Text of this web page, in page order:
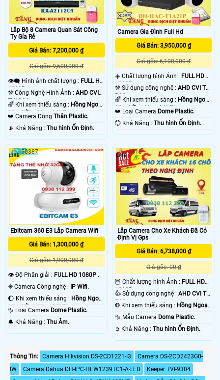
Lắp Bộ 8 Camera Quan Sát Công
Ty Gía Rẻ
Giá Bán: 7,200,000 ₫
Giá gốc: 9,500,000 ₫
👁️‍🗨 Hình ảnh chất lượng : FULL HD
1080P .
⚒ Công Nghệ Hình Ảnh : AHD CVI
TVI BCS.
🌈 Khi xem thiếu sáng : Hồng Ngoại
20m Hồng Ngoại SMD.
👑 Camera Dòng Thân Plastic.
️📡 Khả Năng : Thu hình Ổn Định.
Camera Gia Đình Full Hd
Giá Bán: 3,950,000 ₫
Giá gốc: 6,100,000 ₫
☀️ Chất lượng hình Ảnh : FULL HD
1080P .
⚒ Sử dụng công nghệ :AHD CVI TVI
BCS.
🌈 Khi xem thiếu sáng : Hồng Ngoại
20m Hồng Ngoại SMD.
👑 Loại Camera Dome Plastic.
️💮 Khả Năng :Thu hình Ổn Định.
Ebitcam 360 E3 Lắp Camera Wifi
Giá Bán: 1,300,000 ₫
Giá gốc: 1,900,000 ₫
👁 Độ Phân giải : FULL HD 1080P .
✳️ Camera Công nghệ :
IP Wifi.
🌔 Khi xem thiếu sáng : Hồng Ngoại
10m Hồng Ngoại SMD.
🔩 Loại Camera Dome Plastic.
️🔔 Khả Năng : Thu Âm.
50387
Lắp Camera Cho Xe Khách Đã Có
Định Vị Gps
Giá Bán: 6,738,000 ₫
Giá gốc: 00 ₫
🦉 Chất lượng hình Ảnh : FULL HD
1080P .
👍 Sử dụng công nghệ :AHD CVI TVI
BCS.
❂ Khi xem thiếu sáng : Hồng Ngoại
10m .🔩 Mẫu Camera Dome Plastic.
️➲ Khả Năng :Thu hình Ổn Định.
6818
Thông Tin: Camera Hikvision DS-2CD1221-I3
Camera DS-2CD2423G0-
IW
Camera Dahua DH-IPC-HFW1239TC1-A-LED
Keeper TVI-9304